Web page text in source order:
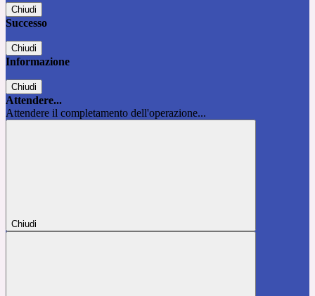
Chiudi
Successo
Chiudi
Informazione
Chiudi
Attendere...
Attendere il completamento dell'operazione...
Chiudi